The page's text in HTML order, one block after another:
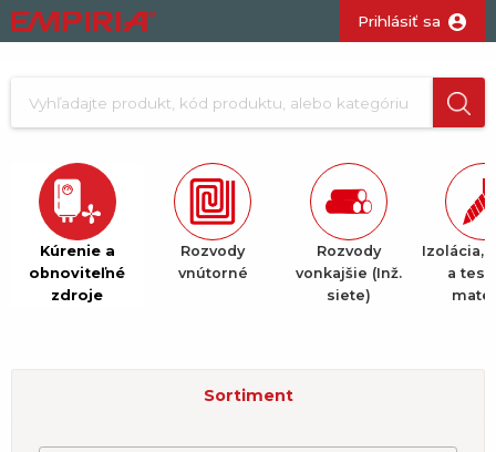
Prihlásiť sa
Kúrenie a
obnoviteľné
zdroje
Rozvody
vnútorné
Rozvody
vonkajšie (Inž.
siete)
Izolácia,
a
Sortiment